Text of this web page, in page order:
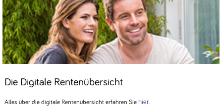
Die Digitale Rentenübersicht
Alles über die digitale Rentenübersicht erfahren Sie hier.